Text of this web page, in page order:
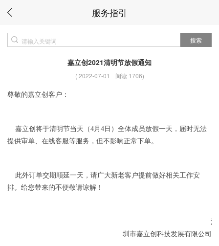
服务指引
搜索
嘉立创2021清明节放假通知
(2022-07-01 阅读 1706)
尊敬的嘉立创客户：
嘉立创将于清明节当天（4月4日）全体成员放假一天，届时无法
提供审单、在线客服等服务，但不影响正常下单。
此外订单交期顺延一天，请广大新老客户提前做好相关工作安
排。给您带来的不便敬请谅解！
深
圳市嘉立创科技发展有限公司